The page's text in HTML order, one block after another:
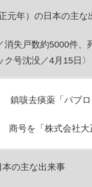
元年）の日本の主な
消失戸数約5000件
号沈没／4月15日〉
去痰薬「パブロ
号を「株式会社大
の主な出来事